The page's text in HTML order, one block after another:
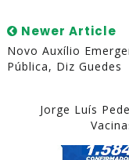
Newer Article
Novo Auxílio
Pública, Diz Guedes
Jorge Luís